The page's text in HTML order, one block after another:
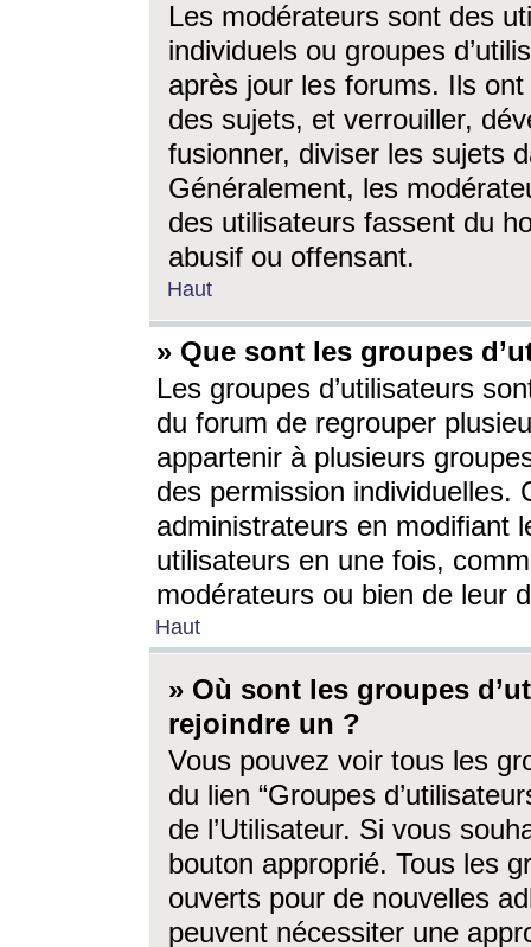
Les modérateurs sont des
individuels ou groupes
après jour les forums. Ils ont
des sujets, et verrouiller,
fusionner, diviser les sujets
Généralement, les
des utilisateurs fassent du
abusif ou offensant.
Haut
» Que sont les groupes
Les groupes d’utilisateurs
du forum de regrouper
appartenir à plusieurs
des permission individuelles.
administrateurs en modifiant
utilisateurs en une fois,
modérateurs ou bien de leur
Haut
» Où sont les groupes
rejoindre un ?
Vous pouvez voir tous les
du lien “Groupes
de l’Utilisateur. Si vous
bouton approprié. Tous les
ouverts pour de nouvelles
peuvent nécessiter une